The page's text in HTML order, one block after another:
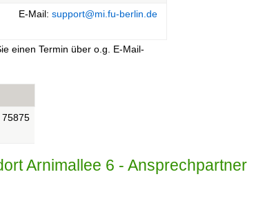
E-Mail: support@mi.fu-berlin.de
einen Termin über o.g. E-Mail-
75875
Arnimallee 6 - Ansprechpartner